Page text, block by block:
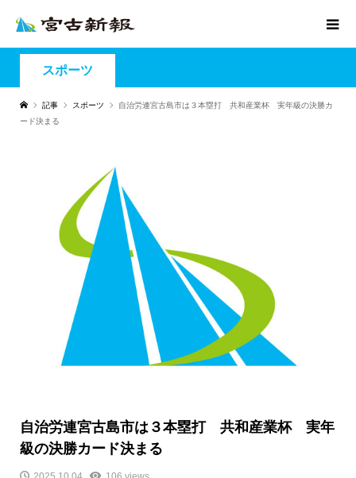
スポーツ
記事 スポーツ
自治労連宮古島市は３本塁打 共和産業杯 実年級の決勝カ
ード決まる
自治労連宮古島市は３本塁打 共和産業杯 実年
級の決勝カード決まる